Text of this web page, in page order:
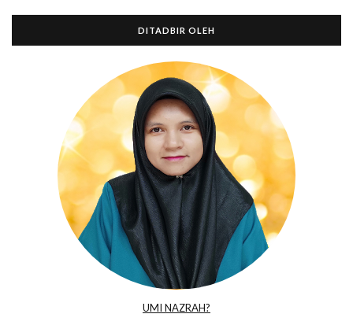
DITADBIR OLEH
UMI NAZRAH?